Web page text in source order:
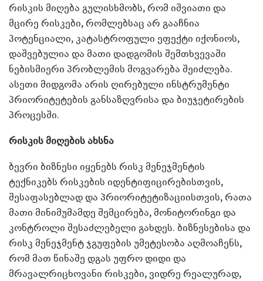
რისკის მიღება გულისხმობს, რომ იშვიათი და
მცირე რისკები, რომლებსაც არ გააჩნია
პოტენციალი, კატასტროფული ეფექტი იქონიოს,
დაშვებულია და მათი დადგომის შემთხვევაში
ნებისმიერი პრობლემის მოგვარება შეიძლება.
ასეთი მიდგომა არის ღირებული ინსტრუმენტი
პრიორიტეტების განსაზღვრისა და ბიუჯეტირების
პროცესში.
რისკის მიღების ახსნა
ბევრი ბიზნესი იყენებს რისკ მენეჯმენტის
ტექნიკებს რისკების იდენტიფიცირებისთვის,
შესაფასებლად და პრიორიტეტიზაციისთვის, რათა
მათი მინიმუმამდე შემცირება, მონიტორინგი და
კონტროლი შესაძლებელი გახდეს. ბიზნესებისა და
რისკ მენეჯმენტ ჯგუფების უმეტესობა აღმოაჩენს,
რომ მათ წინაშე დგას უფრო დიდი და
მრავალრიცხოვანი რისკები, ვიდრე რეალურად,